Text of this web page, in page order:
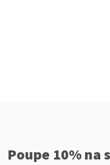
Poupe 10% na